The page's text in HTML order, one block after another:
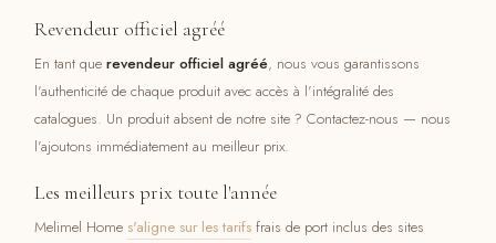
Revendeur officiel agréé
En tant querevendeur officiel agréé, nous vous garantissons
l'authenticité de chaque produit avec accès à l'intégralité des
catalogues. Un produit absent de notre site ? Contactez-nous — nous
l'ajoutons immédiatement au meilleur prix.
Les meilleurs prix toute l'année
Melimel Home s'aligne sur les tarifs frais de port inclus des sites